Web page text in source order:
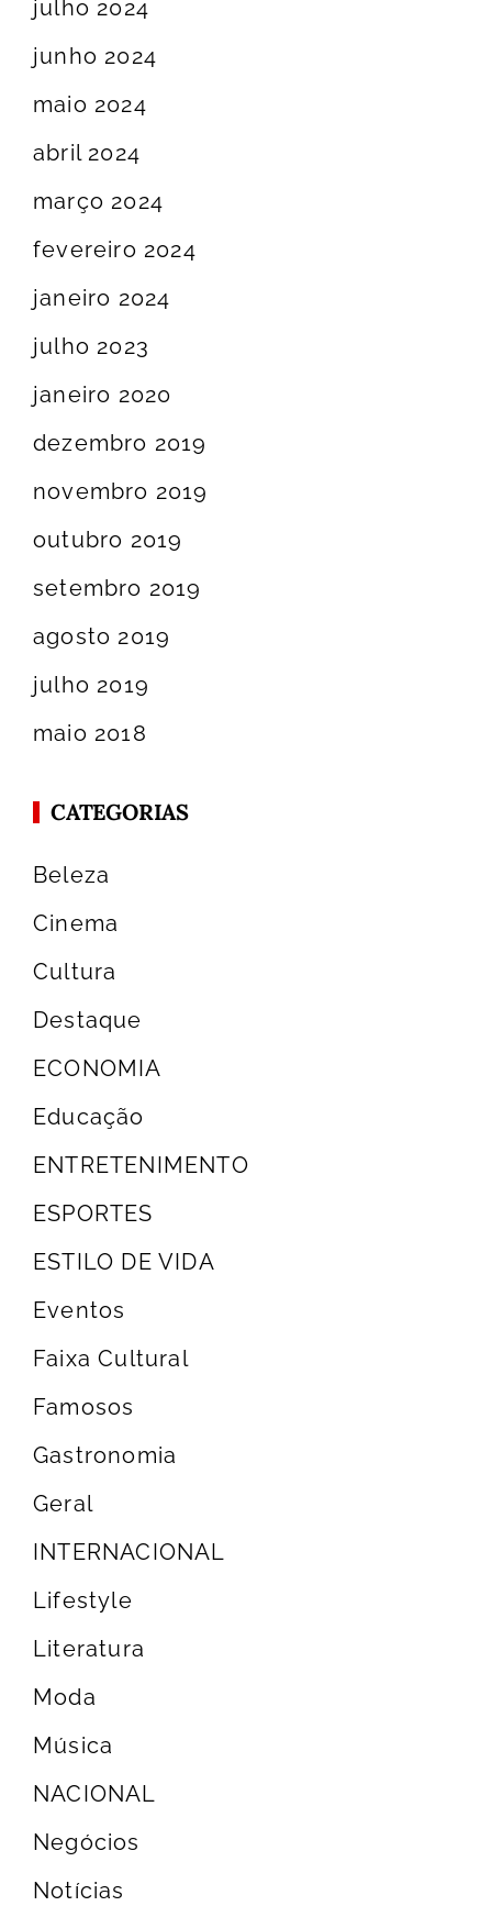
julho 2024
junho 2024
maio 2024
abril 2024
março 2024
fevereiro 2024
janeiro 2024
julho 2023
janeiro 2020
dezembro 2019
novembro 2019
outubro 2019
setembro 2019
agosto 2019
julho 2019
maio 2018
CATEGORIAS
Beleza
Cinema
Cultura
Destaque
ECONOMIA
Educação
ENTRETENIMENTO
ESPORTES
ESTILO DE VIDA
Eventos
Faixa Cultural
Famosos
Gastronomia
Geral
INTERNACIONAL
Lifestyle
Literatura
Moda
Música
NACIONAL
Negócios
Notícias